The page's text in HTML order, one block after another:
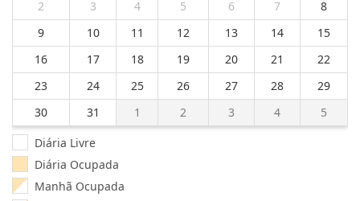
2
3 4 5 6 7
8
9
10 11 12 13 14
15
16
17 18 19 20 21
22
23
24 25 26 27 28
29
30
31 1 2 3 4
5
Diária Livre
Diária Ocupada
Manhã Ocupada